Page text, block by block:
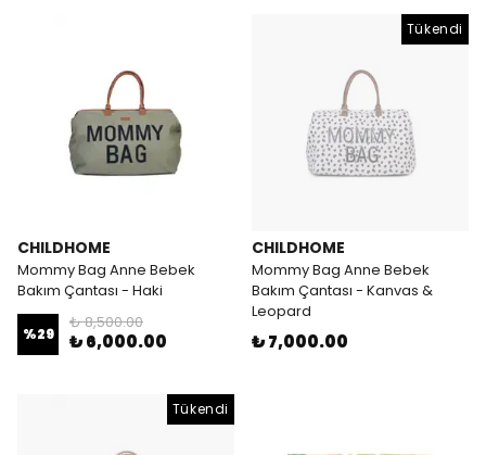
CHILDHOME
Mommy Bag Anne Bebek
Bakım Çantası - Haki
%29
₺ 8,500.00
₺ 6,000.00
Tükendi
CHILDHOME
Mommy Bag Anne Bebek
Bakım Çantası - Kanvas &
Leopard
₺ 7,000.00
Tükendi